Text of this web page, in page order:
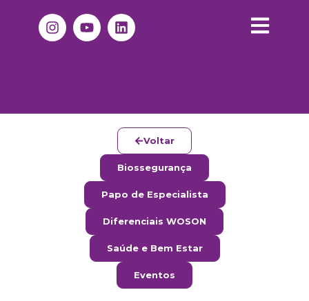
Voltar
Biossegurança
Papo de Especialista
Diferenciais WOSON
Saúde e Bem Estar
Eventos